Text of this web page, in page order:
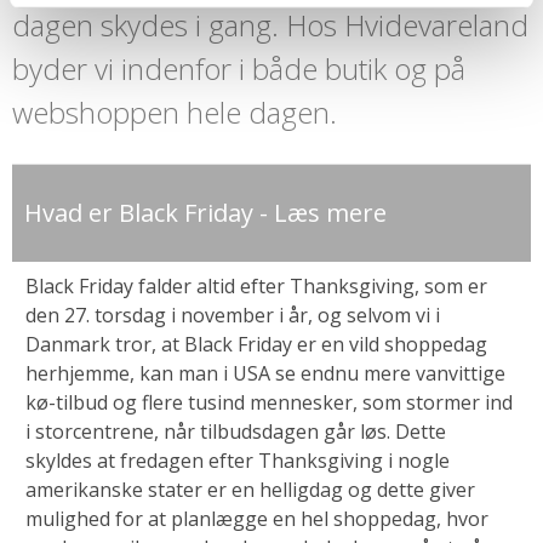
dagen skydes i gang. Hos Hvidevareland
byder vi indenfor i både butik og på
webshoppen hele dagen.
Hvad er Black Friday - Læs mere
Black Friday falder altid efter Thanksgiving, som er
den 27. torsdag i november i år, og selvom vi i
Danmark tror, at Black Friday er en vild shoppedag
herhjemme, kan man i USA se endnu mere vanvittige
kø-tilbud og flere tusind mennesker, som stormer ind
i storcentrene, når tilbudsdagen går løs. Dette
skyldes at fredagen efter Thanksgiving i nogle
amerikanske stater er en helligdag og dette giver
mulighed for at planlægge en hel shoppedag, hvor